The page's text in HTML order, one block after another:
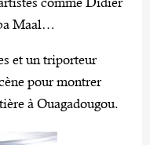
Maal…
et un triporteur
pour montrer
à Ouagadougou.